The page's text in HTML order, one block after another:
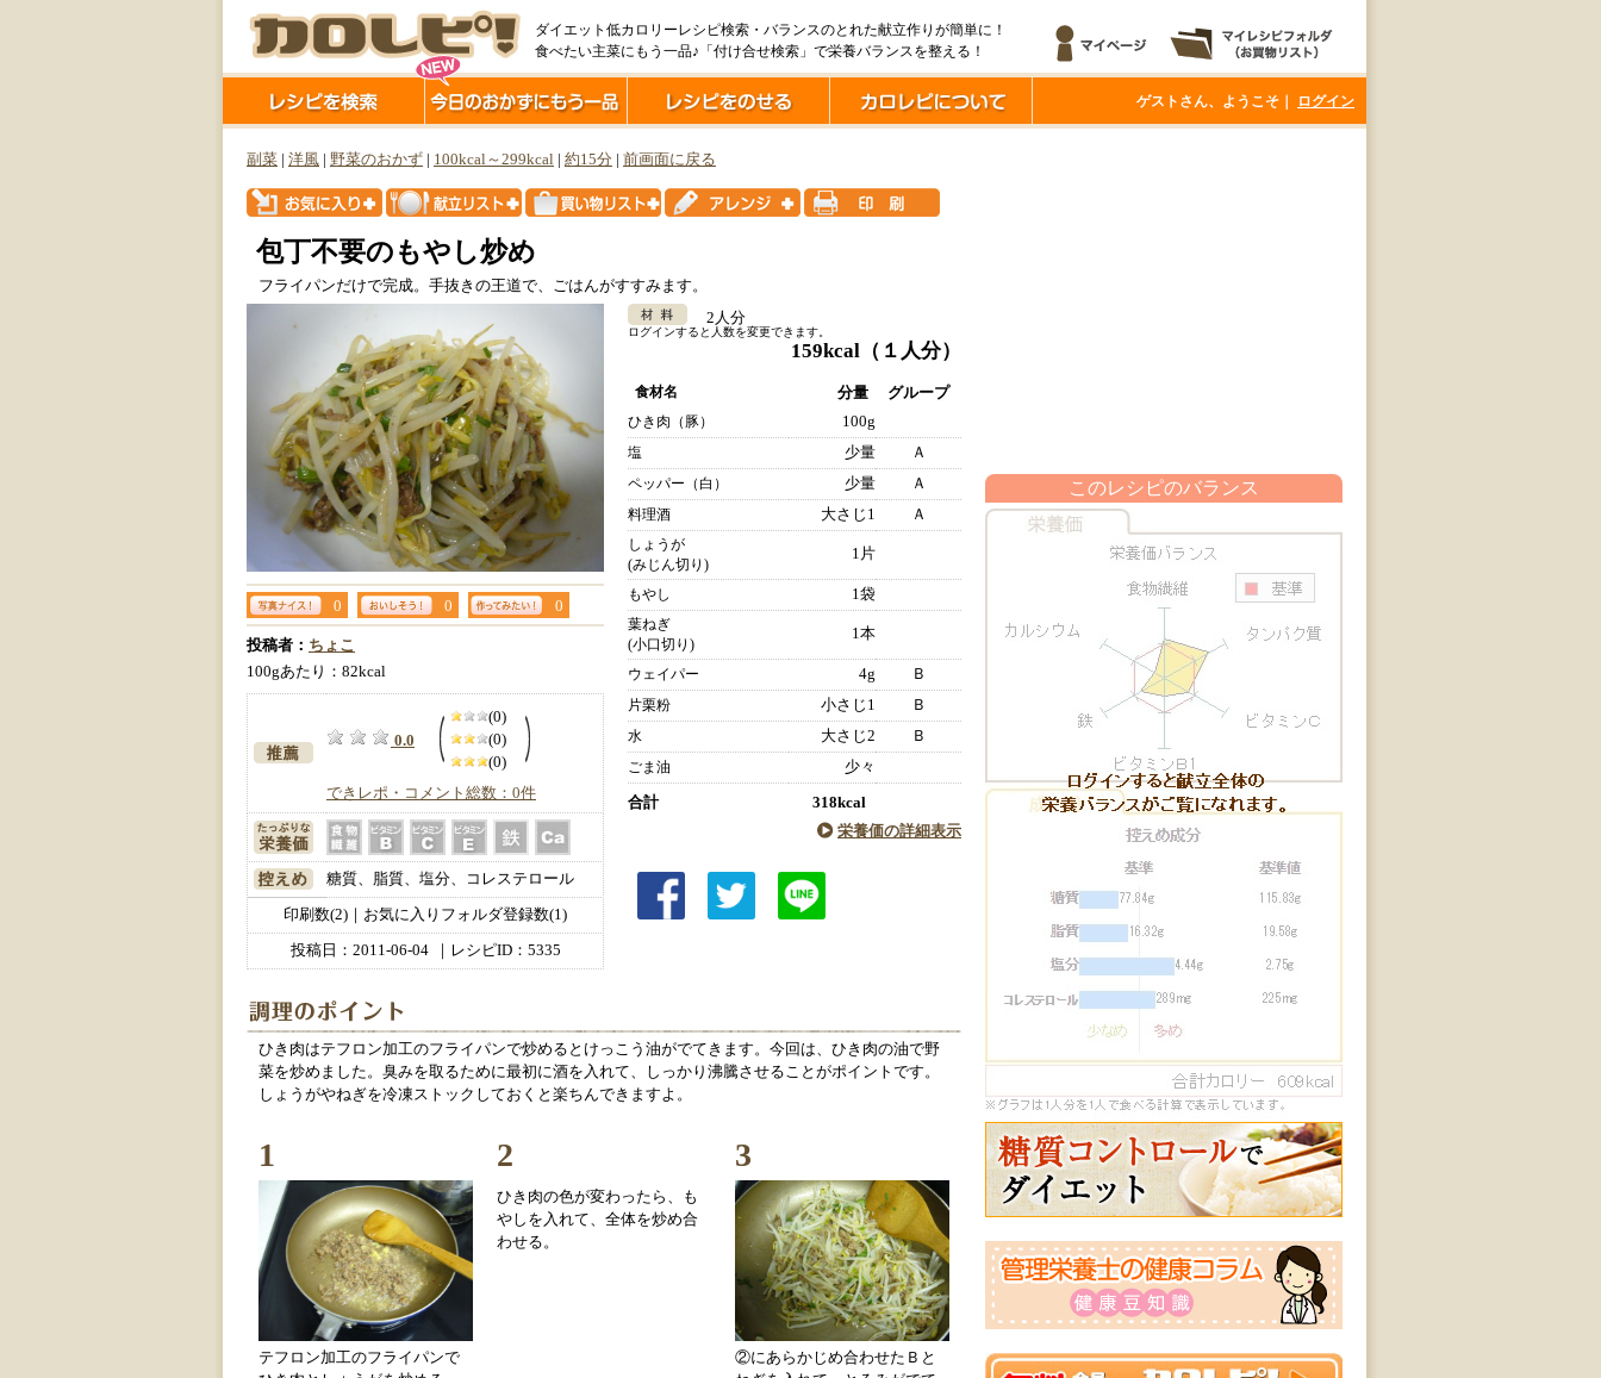
ダイエット低カロリーレシピ検索・バランスのとれた献立作りが簡単に！
食べたい主菜にもう一品♪「付け合せ検索」で栄養バランスを整える！
ゲストさん、ようこそ｜ ログイン
副菜 洋風 野菜のおかず 100kcal～299kcal 約15分 前画面に戻る
包丁不要のもやし炒め
フライパンだけで完成。手抜きの王道で、ごはんがすすみます。
0 0 0
投稿者： ちょこ
100gあたり：82kcal
0.0
(0)
(0)
(0)
できレポ・コメント総数：0件
糖質、脂質、塩分、コレステロール
印刷数(2)｜お気に入りフォルダ登録数(1)
投稿日： 2011-06-04 ｜レシピID：5335
2人分
ログインすると人数を変更できます。
159kcal （１人分）
食材名 分量 グループ
ひき肉（豚） 100g
塩 少量 Ａ
ペッパー（白） 少量 Ａ
料理酒 大さじ1 Ａ
しょうが
(みじん切り)
1片
もやし 1袋
葉ねぎ
(小口切り)
1本
ウェイパー 4g Ｂ
片栗粉 小さじ1 Ｂ
水 大さじ2 Ｂ
ごま油 少々
合計
318kcal
栄養価の詳細表示
ひき肉はテフロン加工のフライパンで炒めるとけっこう油がでてきます。今回は、ひき肉の油で野
菜を炒めました。臭みを取るために最初に酒を入れて、しっかり沸騰させることがポイントです。
しょうがやねぎを冷凍ストックしておくと楽ちんできますよ。
1
テフロン加工のフライパンで
2
ひき肉の色が変わったら、も
やしを入れて、全体を炒め合
わせる。
3
②にあらかじめ合わせたＢと
このレシピのバランス